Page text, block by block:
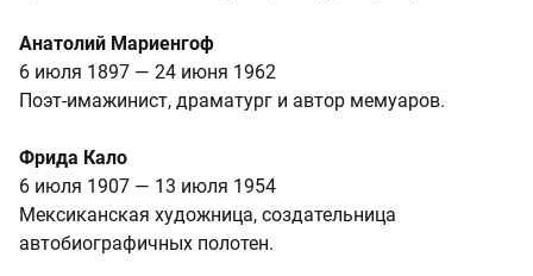
Анатолий Мариенгоф
6 июля 1897 — 24 июня 1962
Поэт-имажинист, драматург и автор мемуаров.
Фрида Кало
6 июля 1907 — 13 июля 1954
Мексиканская художница, создательница
автобиографичных полотен.